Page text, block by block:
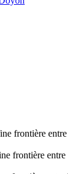
frontière
frontière